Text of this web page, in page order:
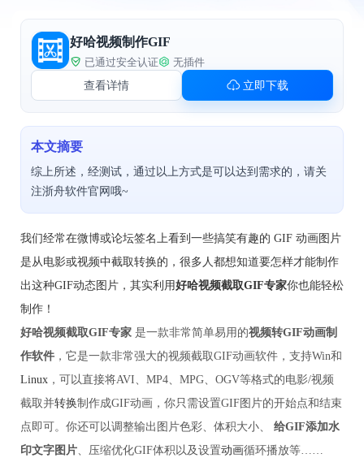
好哈视频制作GIF
已通过安全认证
无插件
查看详情
立即下载
本文摘要
综上所述，经测试，通过以上方式是可以达到需求的，请关
注浙舟软件官网哦~
我们经常在微博或论坛签名上看到一些搞笑有趣的 GIF 动画图片
是从电影或视频中截取转换的，很多人都想知道要怎样才能制作
出这种GIF动态图片，其实利用好哈视频截取GIF专家你也能轻松
制作！
好哈视频截取GIF专家 是一款非常简单易用的视频转GIF动画制
作软件 ，它是一款非常强大的视频截取GIF动画软件 ，支持Win和
Linux ，可以直接将AVI、MP4、MPG、OGV等格式的电影/视频
截取并转换制作成GIF动画，你只需设置GIF图片的开始点和结束
点即可。你还可以调整输出图片色彩、体积大小、 给GIF添加水
印文字图片、压缩优化GIF体积以及设置动画循环播放等……